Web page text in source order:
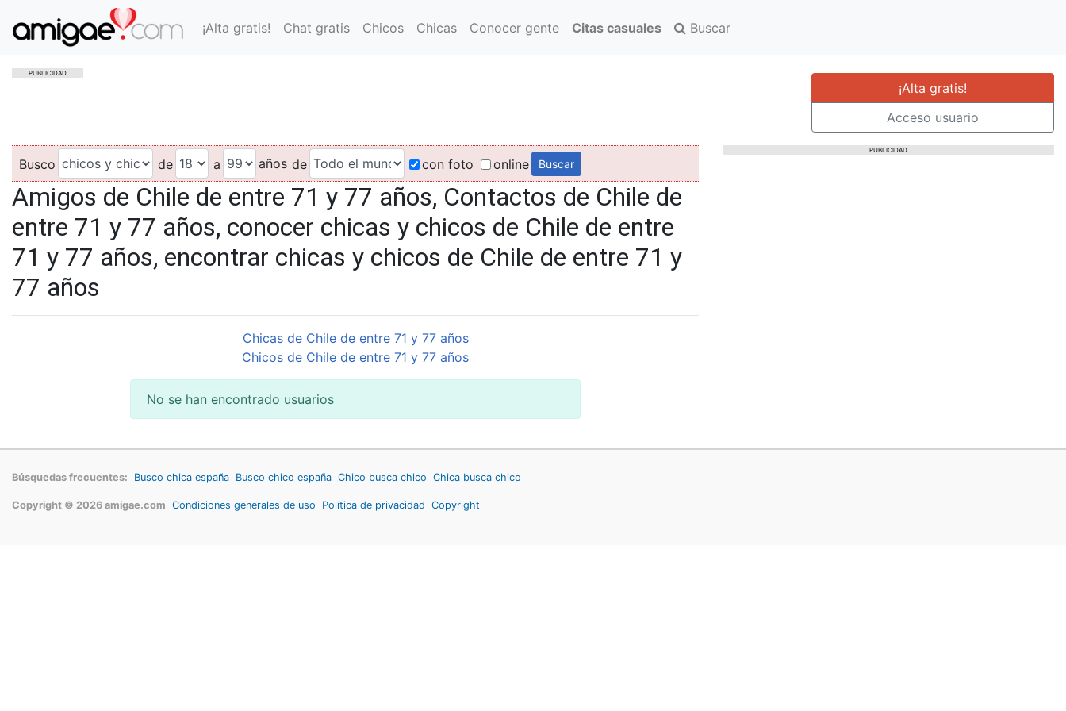
¡Alta gratis! Chat gratis Chicos Chicas Conocer gente Citas casuales Buscar
PUBLICIDAD
¡Alta gratis!
Acceso usuario
Busco de a años de con foto online
Amigos de Chile de entre 71 y 77 años, Contactos de Chile de
entre 71 y 77 años, conocer chicas y chicos de Chile de entre
71 y 77 años, encontrar chicas y chicos de Chile de entre 71 y
77 años
Chicas de Chile de entre 71 y 77 años
Chicos de Chile de entre 71 y 77 años
No se han encontrado usuarios
PUBLICIDAD
Búsquedas frecuentes: Busco chica españa Busco chico españa Chico busca chico Chica busca chico
Copyright © 2026 amigae.com Condiciones generales de uso Política de privacidad Copyright